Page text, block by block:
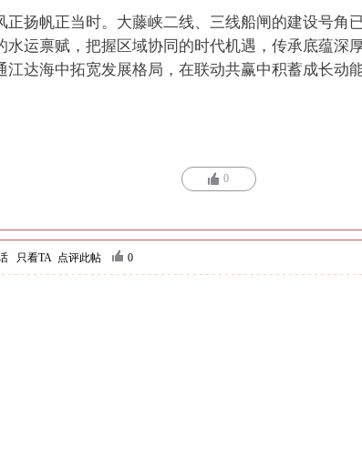
正扬帆正当时。大藤峡二线、三线船闸的建设号角
水运禀赋，把握区域协同的时代机遇，传承底蕴深
江达海中拓宽发展格局，在联动共赢中积蓄成长动
0
只看TA 点评此帖 0